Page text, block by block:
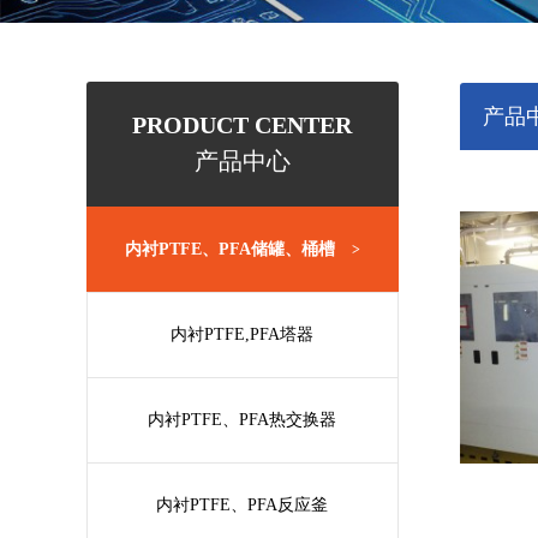
PRODUCT CENTER
产品中心
内衬PTFE、PFA储罐、桶槽 >
内衬PTFE,PFA塔器
内衬PTFE、PFA热交换器
内衬PTFE、PFA反应釜
产品